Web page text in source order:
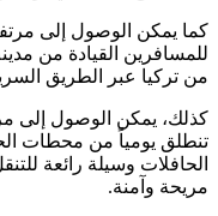
كما يمكن الوصول إلى
للمسافرين القيادة من
من تركيا عبر الطريق
كذلك، يمكن الوصول إلى
تنطلق يومياً من محطات
الحافلات وسيلة رائعة
مريحة وآمنة.